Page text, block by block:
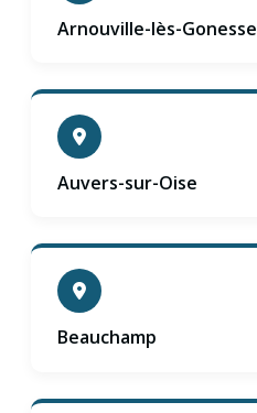
Arnouville-lès-Gonesse
Auvers-sur-Oise
Beauchamp